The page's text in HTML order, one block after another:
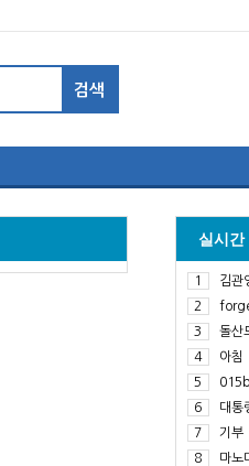
실시간
1
김관
2
3
돌산
4
아침
5
6
대통
7
기부
8
마노